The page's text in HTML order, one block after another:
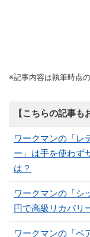
※記事内容は執筆時点
【こちらの記事も
ワークマンの「レ
ー」は手を使わず
は？
ワークマンの「シ
円で高級リカバリ
ワークマンの「ベ